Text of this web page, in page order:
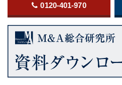
0120-401-970